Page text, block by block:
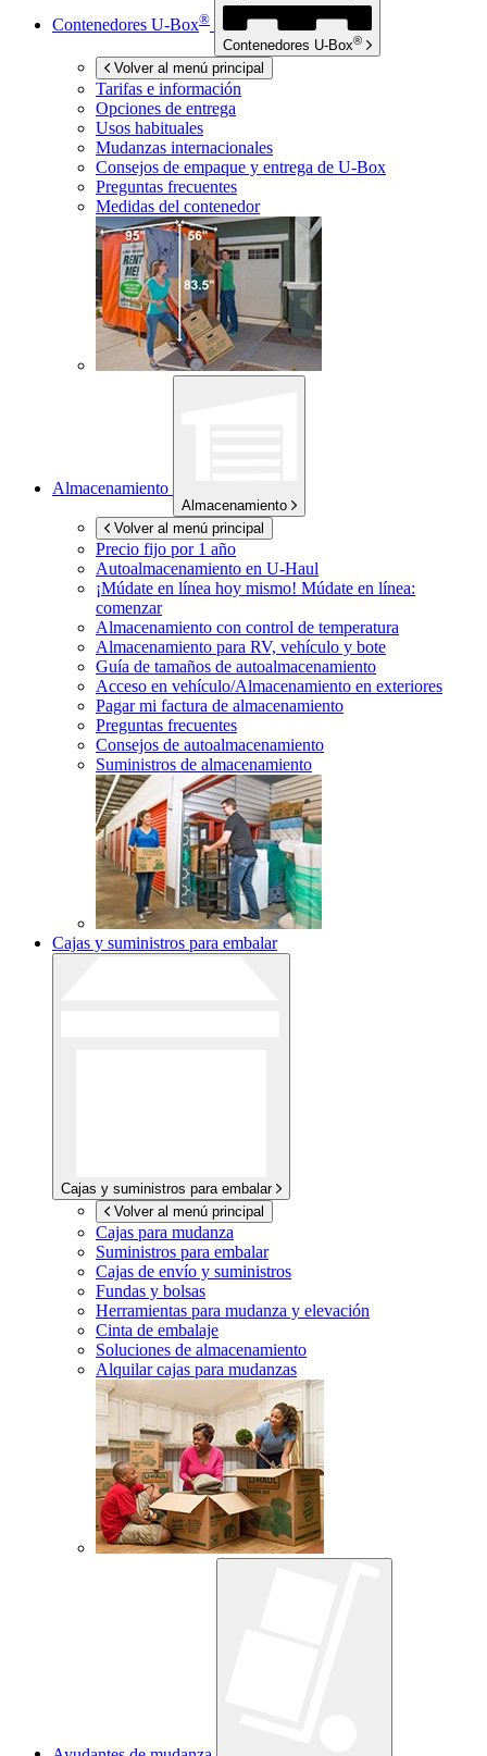
Contenedores U-Box®
Contenedores U-Box®
Volver al menú principal
Tarifas e información
Opciones de entrega
Usos habituales
Mudanzas internacionales
Consejos de empaque y entrega de U-Box
Preguntas frecuentes
Medidas del contenedor
Almacenamiento
Almacenamiento
Volver al menú principal
Precio fijo por 1 año
Autoalmacenamiento en U-Haul
¡Múdate en línea hoy mismo! Múdate en línea:
comenzar
Almacenamiento con control de temperatura
Almacenamiento para RV, vehículo y bote
Guía de tamaños de autoalmacenamiento
Acceso en vehículo/Almacenamiento en exteriores
Pagar mi factura de almacenamiento
Preguntas frecuentes
Consejos de autoalmacenamiento
Suministros de almacenamiento
Cajas y suministros para embalar
Cajas y suministros para embalar
Volver al menú principal
Cajas para mudanza
Suministros para embalar
Cajas de envío y suministros
Fundas y bolsas
Herramientas para mudanza y elevación
Cinta de embalaje
Soluciones de almacenamiento
Alquilar cajas para mudanzas